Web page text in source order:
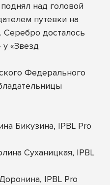
над головой
путевки на
досталось
у «Звезд
Федерального
Бикузина, IPBL Pro
Суханицкая, IPBL
IPBL Pro